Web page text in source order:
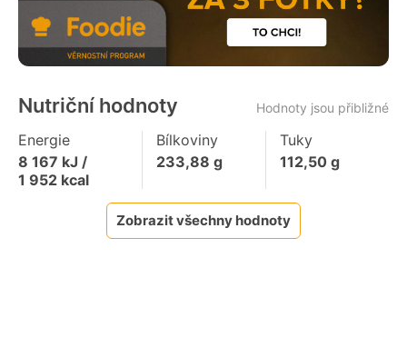
Nutriční hodnoty Hodnoty jsou přibližné
Energie
8 167 kJ /
1 952 kcal
Bílkoviny
233,88 g
Tuky
112,50g
Zobrazit všechny hodnoty